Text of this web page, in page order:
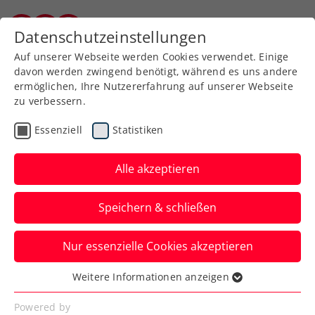
Zurück zur Newsübersicht
Rollstuhltennis
„Sehr stolz“: Toller
Taucher schafft French-
Open-Titelverteidigung
Die ÖTV-Rollstuhltennis-
Nachwuchshoffnung gewinnt in Paris wie
Datenschutzeinstellungen
Auf unserer Webseite werden Cookies verwendet. Einige
davon werden zwingend benötigt, während es uns andere
ermöglichen, Ihre Nutzererfahrung auf unserer Webseite
zu verbessern.
Essenziell Statistiken
Alle akzeptieren
Speichern & schließen
Nur essenzielle Cookies akzeptieren
Essenziell
Essenzielle Cookies werden für grundlegende
Weitere Informationen anzeigen
Powered by